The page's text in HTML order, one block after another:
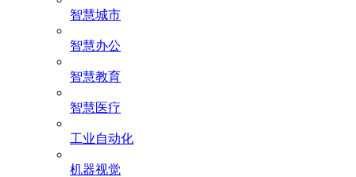
智慧城市
智慧办公
智慧教育
智慧医疗
工业自动化
机器视觉